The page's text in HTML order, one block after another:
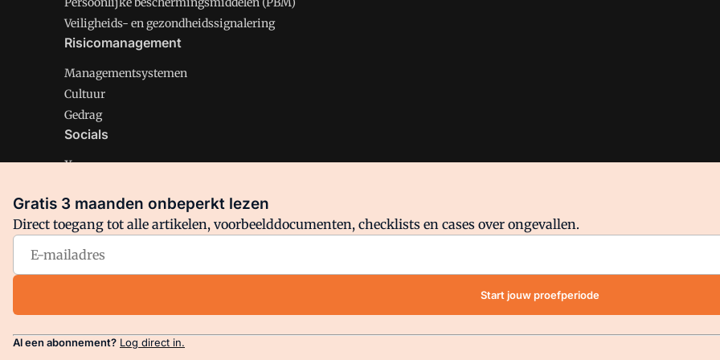
Veiligheids- en gezondheidssignalering
Risicomanagement
Managementsystemen
Cultuur
Gedrag
Socials
X
Facebook
Arbo is onderdeel van VMN media. Lees inons manifestwaar VMN media voor staat. Op gebruik van deze site zijn de
Gratis 3 maanden onbeperkt lezen
Direct toegang tot alle artikelen, voorbeelddocumenten, checklists en cases over ongevallen.
Start jouw proefperiode
Al een abonnement? Log direct in.